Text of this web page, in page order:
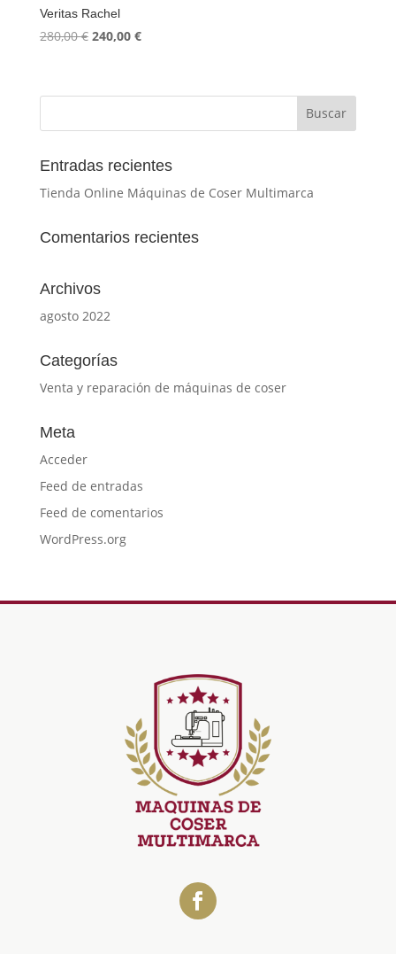
Veritas Rachel
280,00€ El
era:
240,00 €El
es:
Entradas recientes
Tienda Online Máquinas de Coser Multimarca
Comentarios recientes
Archivos
agosto 2022
Categorías
Venta y reparación de máquinas de coser
Meta
Acceder
Feed de entradas
Feed de comentarios
WordPress.org